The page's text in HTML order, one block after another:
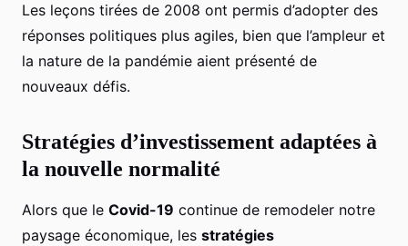
Les leçons tirées de 2008 ont permis d’adopter des
réponses politiques plus agiles, bien que l’ampleur et
la nature de la pandémie aient présenté de
nouveaux défis.
Stratégies d’investissement adaptées à
la nouvelle normalité
Alors que le Covid-19 continue de remodeler notre
paysage économique, les stratégies